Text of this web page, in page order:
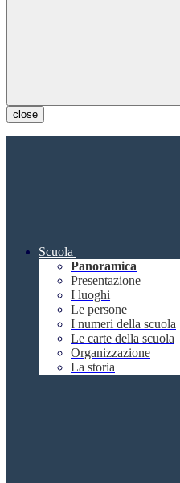
close
Scuola
Panoramica
Presentazione
I luoghi
Le persone
I numeri della scuola
Le carte della scuola
Organizzazione
La storia